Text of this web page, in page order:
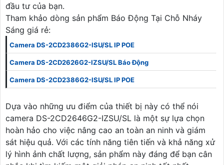
đầu tư của bạn.
Tham khảo dòng sản phẩm Báo Động Tại Chỗ Nháy
Sáng giá rẻ:
Camera DS-2CD2386G2-ISU/SL IP POE
Camera DS-2CD2626G2-IZSU/SL Báo Động
Camera DS-2CD2386G2-ISU/SL IP POE
Dựa vào những ưu điểm của thiết bị này có thể nói
camera DS-2CD2646G2-IZSU/SL là một sự lựa chọn
hoàn hảo cho việc nâng cao an toàn an ninh và giám
sát hiệu quả. Với các tính năng tiên tiến và khả năng xử
lý hình ảnh chất lượng, sản phẩm này đáng để bạn cân